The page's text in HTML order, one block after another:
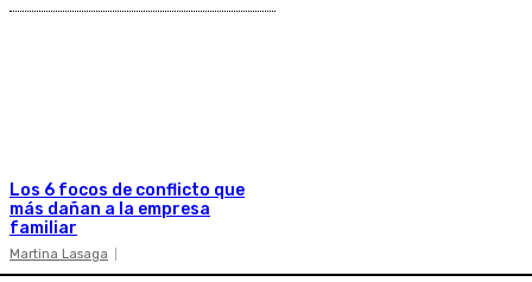
Los 6 focos de conflicto que
más dañan a la empresa
familiar
Martina Lasaga